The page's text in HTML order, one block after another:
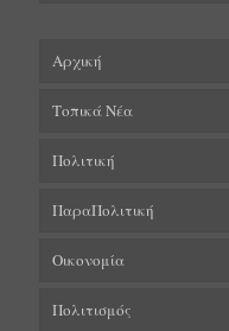
Αρχική
Τοπικά Νέα
Πολιτική
ΠαραΠολιτική
Οικονομία
Πολιτισμός